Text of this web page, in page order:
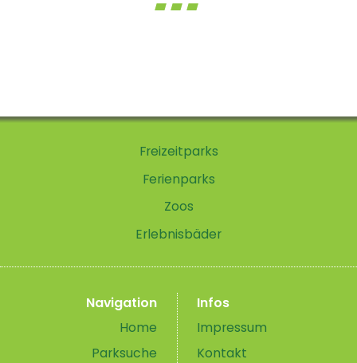
Freizeitparks
Ferienparks
Zoos
Erlebnisbäder
Navigation
Home
Parksuche
Infos
Impressum
Kontakt